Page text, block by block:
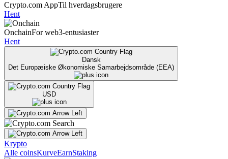
Crypto.com AppTil hverdagsbrugere
Hent
OnchainFor web3-entusiaster
Hent
Dansk
Det Europæiske Økonomiske Samarbejdsområde (EEA)
USD
Krypto
Alle coinsKurveEarnStaking